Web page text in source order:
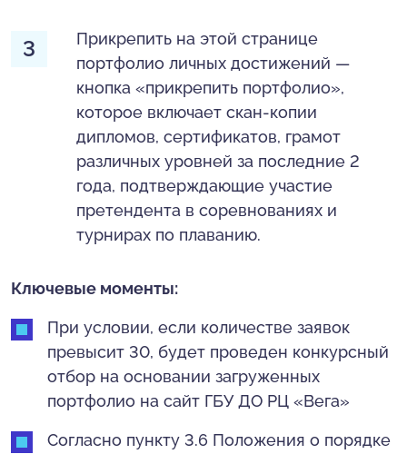
Прикрепить на этой странице
портфолио личных достижений —
кнопка «прикрепить портфолио»,
которое включает скан-копии
дипломов, сертификатов, грамот
различных уровней за последние 2
года, подтверждающие участие
претендента в соревнованиях и
турнирах по плаванию.
Ключевые моменты:
При условии, если количестве заявок
превысит 30, будет проведен конкурсный
отбор на основании загруженных
портфолио на сайт ГБУ ДО РЦ «Вега»
Согласно пункту 3.6 Положения о порядке